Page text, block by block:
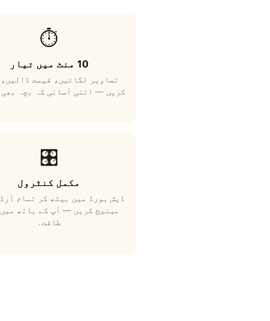
⏱️
10 منٹ میں تیار
تصاویر لگائیں، قیمت
کریں — اتنی آسانی کہ بچہ
🎛️
مکمل کنٹرول
ڈیش بورڈ میں بیٹھ کر تمام
مینیج کریں — آپ کے ہاتھ
طاقت۔